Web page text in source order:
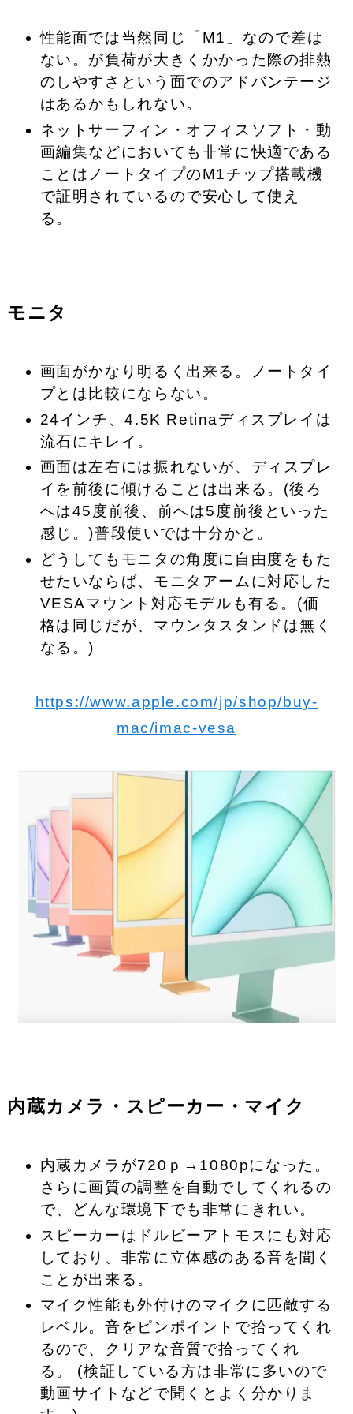
性能面では当然同じ「M1」なので差は
ない。が負荷が大きくかかった際の排熱
のしやすさという面でのアドバンテージ
はあるかもしれない。
ネットサーフィン・オフィスソフト・動
画編集などにおいても非常に快適である
ことはノートタイプのM1チップ搭載機
で証明されているので安心して使え
る。
モニタ
画面がかなり明るく出来る。
ノートタイ
プとは比較にならない。
24インチ、4.5K Retinaディスプレイは
流石にキレイ。
画面は左右には振れないが、ディスプレ
イを前後に傾けることは出来る。(後ろ
へは45度前後、前へは5度前後といった
感じ。)普段使いでは十分かと。
どうしてもモニタの角度に自由度をもた
せたいならば、 モニタアームに対応した
VESAマウント対応モデルも有る。(価
格は同じだが、マウンタスタンドは無く
なる。)
https://www.apple.com/jp/shop/buy-
mac/imac-vesa
内蔵カメラ・スピーカー・マイク
内蔵カメラが720ｐ→1080pになった。
さらに画質の調整を自動でしてくれるの
で、どんな環境下でも 非常にきれい。
スピーカーはドルビーアトモスにも対応
しており、非常に立体感のある音を聞く
ことが出来る。
マイク性能も外付けのマイクに匹敵する
レベル。音をピンポイントで拾ってくれ
るので、 クリアな音質で拾ってくれ
る。 (検証している方は非常に多いので
動画サイトなどで聞くとよく分かりま